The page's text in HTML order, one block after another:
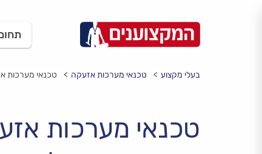
בעלי מקצוע טכנאי מערכות אזעקה טכנאי מערכות
טכנאי מערכות